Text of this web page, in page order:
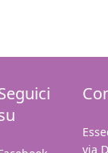
via